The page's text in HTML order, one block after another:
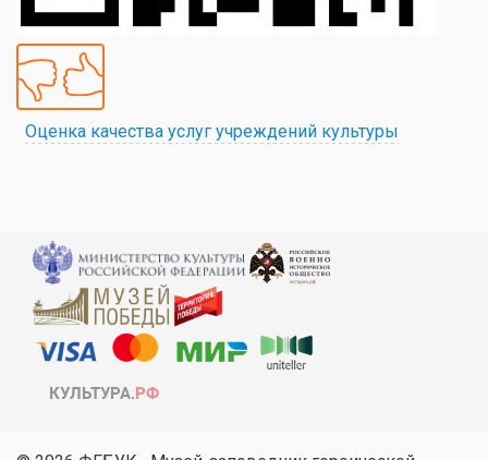
Оценка качества услуг учреждений культуры